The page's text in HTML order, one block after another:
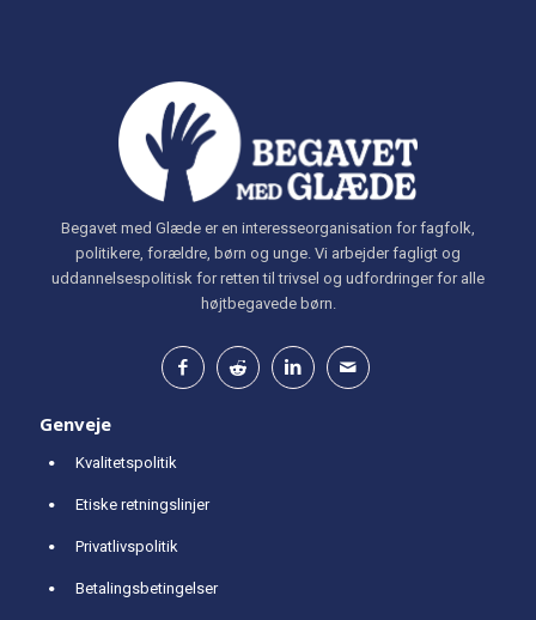
Begavet med Glæde er en interesseorganisation for fagfolk,
politikere, forældre, børn og unge. Vi arbejder fagligt og
uddannelsespolitisk for retten til trivsel og udfordringer for alle
højtbegavede børn.
Genveje
Kvalitetspolitik
Etiske retningslinjer
Privatlivspolitik
Betalingsbetingelser